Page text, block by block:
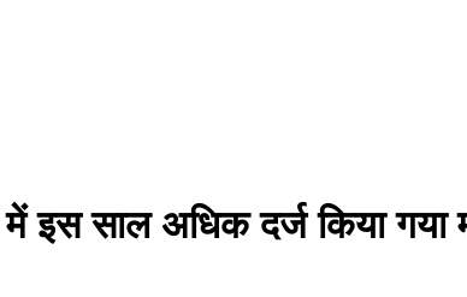
इस साल अधिक दर्ज किया गया